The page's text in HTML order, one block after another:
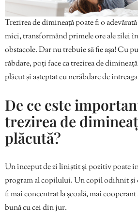
Trezirea de dimineață poate fi o
mici, transformând primele ore ale zilei
obstacole. Dar nu trebuie să fie așa! Cu
răbdare, poți face ca trezirea de
plăcut și așteptat cu nerăbdare de
De ce este
trezirea de
plăcută?
Un început de zi liniștit și pozitiv poate
program al copilului. Un copil odihnit și
fi mai concentrat la școală, mai cooperant
bună cu cei din jur.